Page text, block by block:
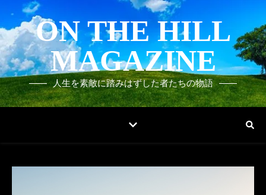
ON THE HILL
MAGAZINE
人生を素敵に踏みはずした者たちの物語